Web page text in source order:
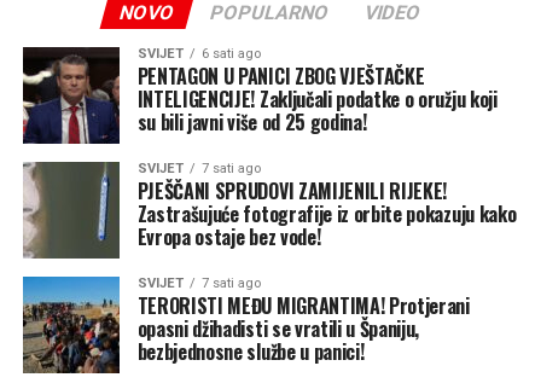
Istočno Sarajevo, rekao je da je stanje bezbjednosti na
području ove PU u prvih šest mjeseci bilo
zadovoljavajuće, sve do prije četiri dana.
“Niko ne može da kaže da policija ne radi svoj posao i
radićemo ga i dalje. Želim da pozovem pravosudne
institucije da ove predmete uzmu kao prioritet u radu”,
rekao je Šehovac.
Akteri obračuna
Siniša Kostrešević, direktor Policije Republike Srpske,
naglasio je da MUP radi u kontinuitetu po pitanju lica
koja su akteri ovih obračuna u Istočnom Sarajevu.
NOVO POPULARNO VIDEO
SVIJET 6 sati ago
PENTAGON U PANICI ZBOG VJEŠTAČKE
INTELIGENCIJE! Zaključali podatke o oružju koji
su bili javni više od 25 godina!
SVIJET 7 sati ago
PJEŠČANI SPRUDOVI ZAMIJENILI RIJEKE!
Zastrašujuće fotografije iz orbite pokazuju kako
Evropa ostaje bez vode!
SVIJET 7 sati ago
TERORISTI MEĐU MIGRANTIMA! Protjerani
opasni džihadisti se vratili u Španiju,
bezbjednosne službe u panici!